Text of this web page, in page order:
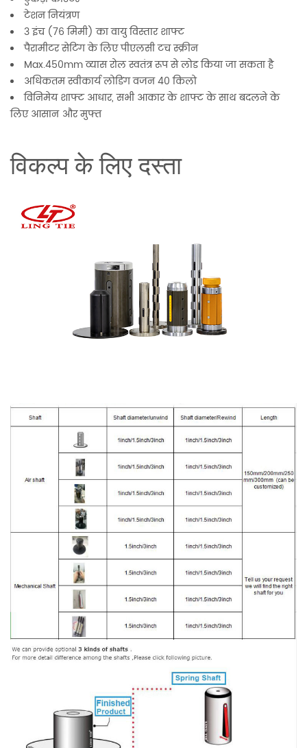
टेशन नियंत्रण
3 इंच (76 मिमी) का वायु विस्तार शाफ्ट
पैरामीटर सेटिंग के लिए पीएलसी टच स्क्रीन
Max.450mm व्यास रोल स्वतंत्र रूप से लोड किया जा सकता है
अधिकतम स्वीकार्य लोडिंग वजन 40 किलो
विनिमेय शाफ्ट आधार, सभी आकार के शाफ्ट के साथ बदलने के
लिए आसान और मुफ्त
विकल्प के लिए दस्ता